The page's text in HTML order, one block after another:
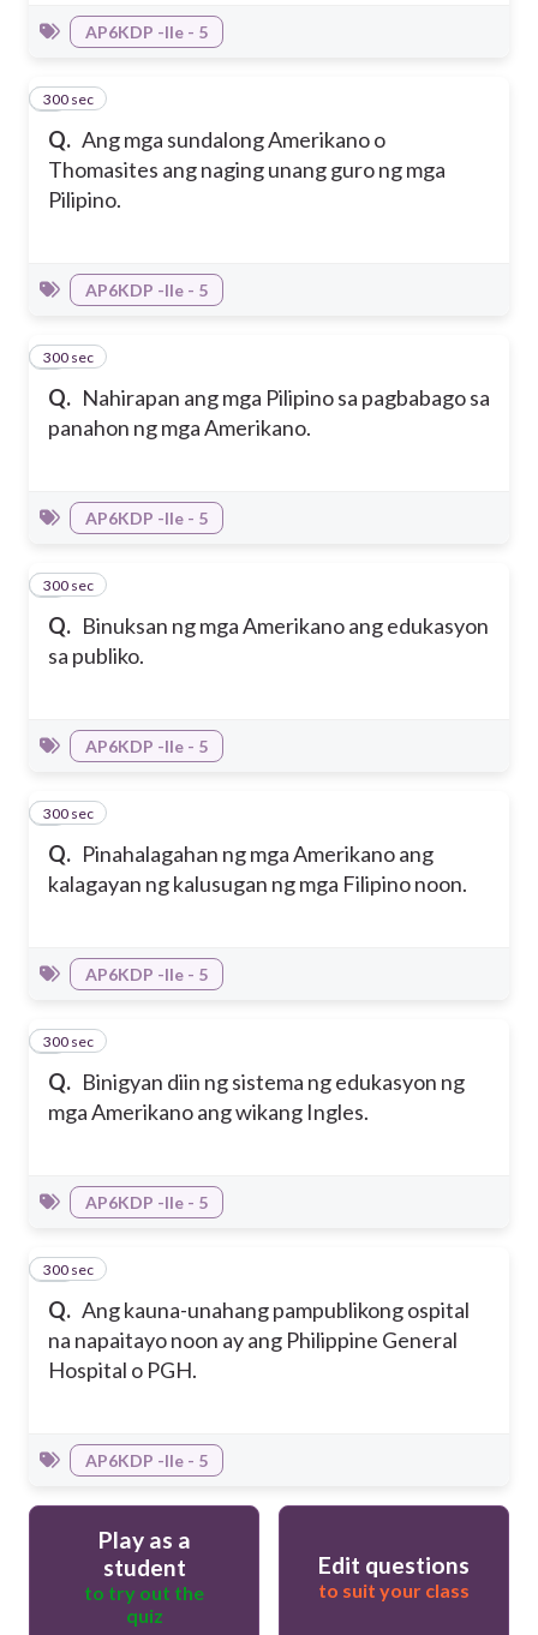
AP6KDP -IIe - 5
Q. Ang mga sundalong Amerikano o
Thomasites ang naging unang guro ng mga
Pilipino.
5
300 sec
AP6KDP -IIe - 5
Q. Nahirapan ang mga Pilipino sa pagbabago sa
panahon ng mga Amerikano.
6
300 sec
AP6KDP -IIe - 5
Q. Binuksan ng mga Amerikano ang edukasyon
sa publiko.
7
300 sec
AP6KDP -IIe - 5
Q. Pinahalagahan ng mga Amerikano ang
kalagayan ng kalusugan ng mga Filipino noon.
8
300 sec
AP6KDP -IIe - 5
Q. Binigyan diin ng sistema ng edukasyon ng
mga Amerikano ang wikang Ingles.
9
300 sec
AP6KDP -IIe - 5
Q. Ang kauna-unahang pampublikong ospital
na napaitayo noon ay ang Philippine General
Hospital o PGH.
10
300 sec
AP6KDP -IIe - 5
Play as a
student
to try out the
quiz
Edit questions
to suit your class